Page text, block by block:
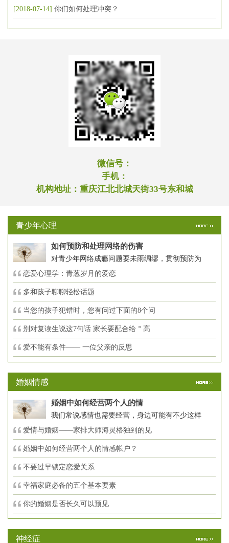
[2018-07-14] 你们如何处理冲突？
微信号：
手机：
机构地址： 重庆江北北城天街33号东和城
青少年心理
如何预防和处理网络的伤害
对青少年网络成瘾问题要未雨绸缪，贯彻预防为
恋爱心理学：青葱岁月的爱恋
多和孩子聊聊轻松话题
当您的孩子犯错时，您有问过下面的8个问
别对复读生说这7句话 家长要配合给＂高
爱不能有条件—— 一位父亲的反思
婚姻情感
婚姻中如何经营两个人的情
我们常说感情也需要经营，身边可能有不少这样
爱情与婚姻——家排大师海灵格独到的见
婚姻中如何经营两个人的情感帐户？
不要过早锁定恋爱关系
幸福家庭必备的五个基本要素
你的婚姻是否长久可以预见
神经症